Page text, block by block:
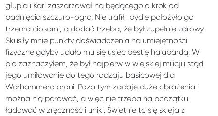
głupia i Karl zaszarżował na będącego o krok od
padnięcia szczuro-ogra. Nie trafił i bydle położyło go
trzema ciosami, a dodać trzeba, że był zupełnie zdrowy.
Skusiły mnie punkty doświadczenia na umiejętności
fizyczne gdyby udało mu się usiec bestię halabardą. W
bio zaznaczyłem, że był najpierw w wiejskiej milicji i stąd
jego umiłowanie do tego rodzaju basicowej dla
Warhammera broni. Poza tym zadaje duże obrażenia i
można nią parować, a więc nie trzeba na początku
ładować w zręczność i uniki. Świetnie to się skleja z